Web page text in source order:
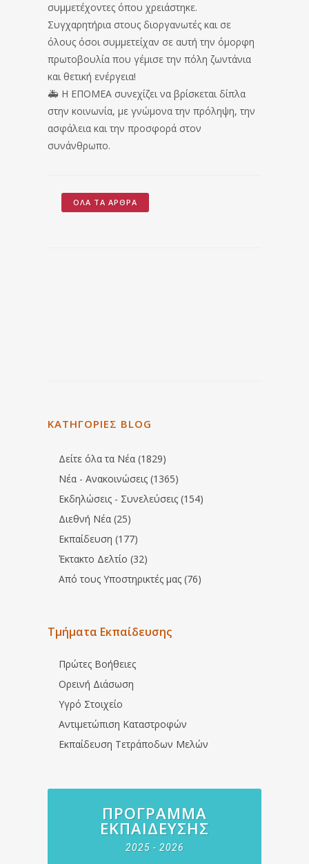
συμμετέχοντες όπου χρειάστηκε.
Συγχαρητήρια στους διοργανωτές και σε
όλους όσοι συμμετείχαν σε αυτή την όμορφη
πρωτοβουλία που γέμισε την πόλη ζωντάνια
και θετική ενέργεια!
🚑 Η ΕΠΟΜΕΑ συνεχίζει να βρίσκεται δίπλα
στην κοινωνία, με γνώμονα την πρόληψη, την
ασφάλεια και την προσφορά στον
συνάνθρωπο.
ΌΛΑ ΤΑ ΆΡΘΡΑ
ΚΑΤΗΓΟΡΙΕΣ BLOG
Δείτε όλα τα Νέα (1829)
Νέα - Ανακοινώσεις (1365)
Εκδηλώσεις - Συνελεύσεις (154)
Διεθνή Νέα (25)
Εκπαίδευση (177)
Έκτακτο Δελτίο (32)
Από τους Υποστηρικτές μας (76)
Τμήματα Εκπαίδευσης
Πρώτες Βοήθειες
Ορεινή Διάσωση
Υγρό Στοιχείο
Αντιμετώπιση Καταστροφών
Εκπαίδευση Τετράποδων Μελών
ΠΡΌΓΡΑΜΜΑ
ΕΚΠΑΊΔΕΥΣΗΣ
2025 - 2026